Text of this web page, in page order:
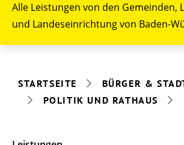
Alle Leistungen von den Gemeinden,
und Landeseinrichtung von Baden-
STARTSEITE
BÜRGER &
POLITIK UND RATHAUS